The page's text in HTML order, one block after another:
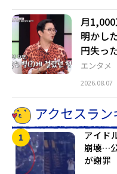
エンタメ
月
明かし
円失っ
2026.08.07
アクセスラン
アイド
崩壊…
が謝罪